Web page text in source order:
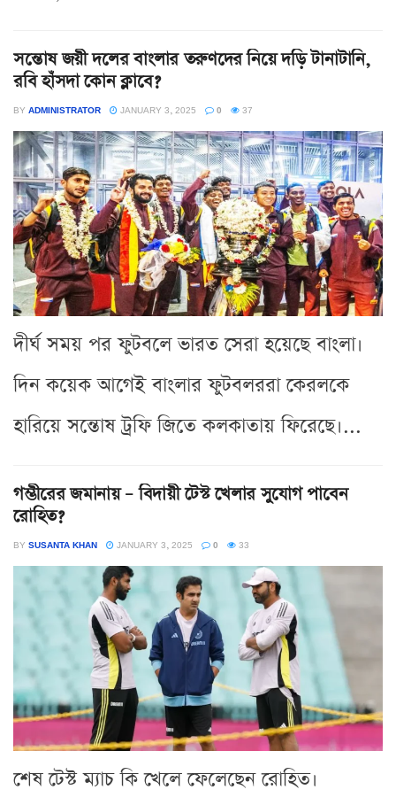
সন্তোষ জয়ী দলের বাংলার তরুণদের নিয়ে দড়ি টানাটানি,
রবি হাঁসদা কোন ক্লাবে?
BY ADMINISTRATOR JANUARY 3, 2025 0 37
দীর্ঘ সময় পর ফুটবলে ভারত সেরা হয়েছে বাংলা।
দিন কয়েক আগেই বাংলার ফুটবলররা কেরলকে
হারিয়ে সন্তোষ ট্রফি জিতে কলকাতায় ফিরেছে।...
গম্ভীরের জমানায় – বিদায়ী টেস্ট খেলার সুযোগ পাবেন
রোহিত?
BY SUSANTA KHAN JANUARY 3, 2025 0 33
শেষ টেস্ট ম্যাচ কি খেলে ফেলেছেন রোহিত।